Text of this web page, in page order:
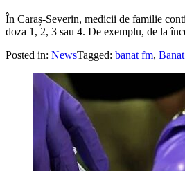
În Caraș-Severin, medicii de familie
doza 1, 2, 3 sau 4. De exemplu, de la
Posted in: NewsTagged: banat fm,